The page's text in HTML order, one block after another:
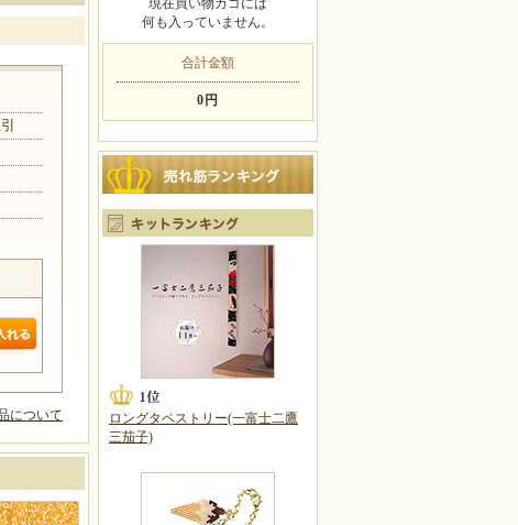
について
現在買い物カゴには
何も入っていません。
合計金額
0円
ロングタペストリー(一富士二鷹
三茄子)